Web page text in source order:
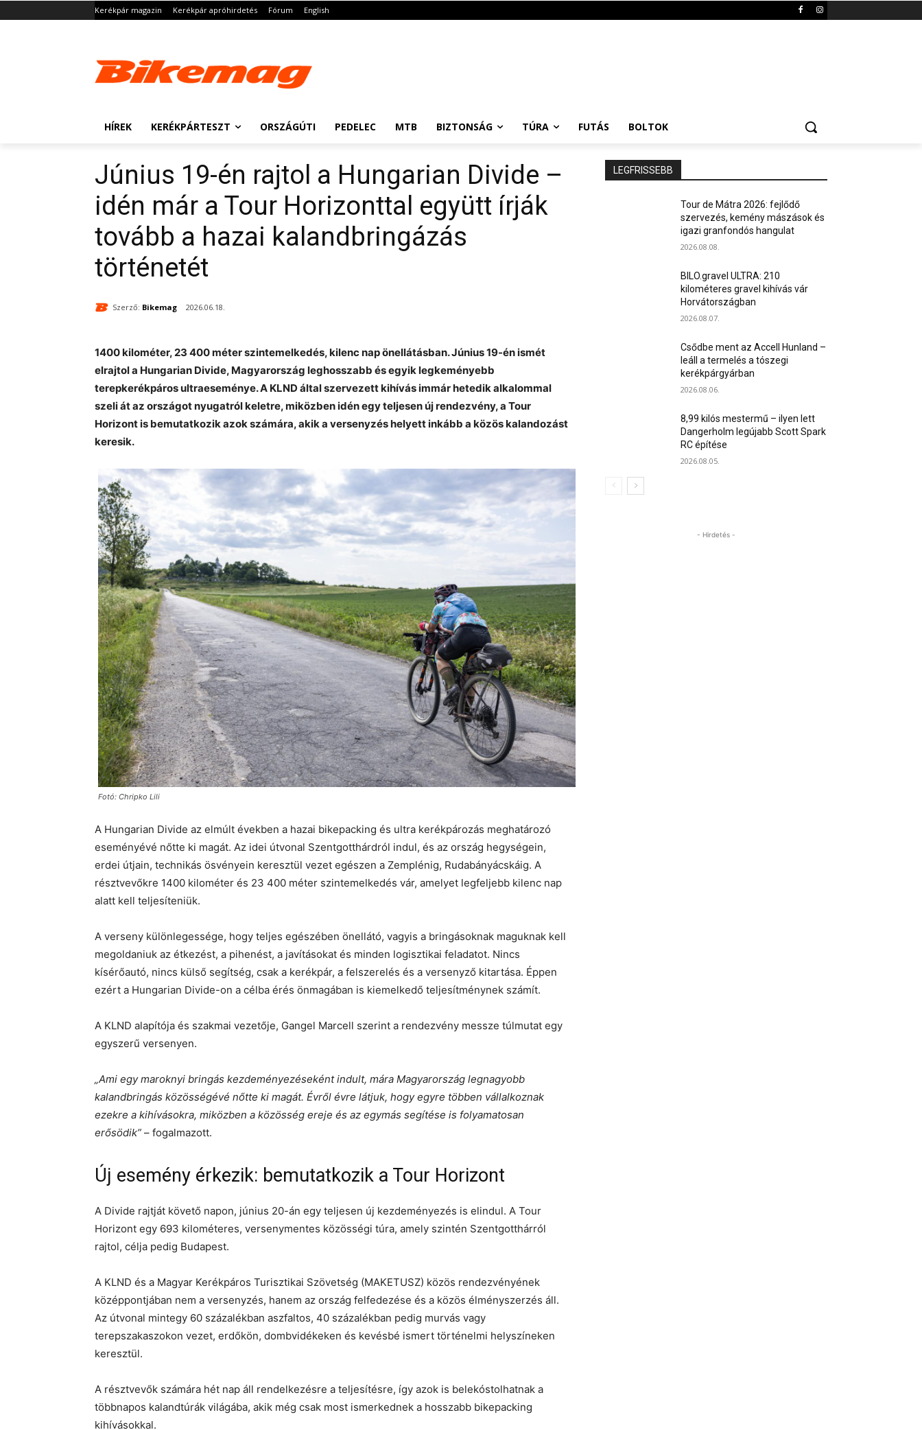
Kerékpár magazin Kerékpár apróhirdetés Fórum English
HÍREK KERÉKPÁRTESZT ORSZÁGÚTI PEDELEC MTB BIZTONSÁG TÚRA FUTÁS BOLTOK
Június 19-én rajtol a Hungarian Divide –
idén már a Tour Horizonttal együtt írják
tovább a hazai kalandbringázás
történetét
Szerző: Bikemag 2026.06.18.
1400 kilométer, 23 400 méter szintemelkedés, kilenc nap önellátásban. Június 19-én ismét
elrajtol a Hungarian Divide, Magyarország leghosszabb és egyik legkeményebb
terepkerékpáros ultraeseménye. A KLND által szervezett kihívás immár hetedik alkalommal
szeli át az országot nyugatról keletre, miközben idén egy teljesen új rendezvény, a Tour
Horizont is bemutatkozik azok számára, akik a versenyzés helyett inkább a közös kalandozást
keresik.
Fotó: Chripko Lili
A Hungarian Divide az elmúlt években a hazai bikepacking és ultra kerékpározás meghatározó
eseményévé nőtte ki magát. Az idei útvonal Szentgotthárdról indul, és az ország hegységein,
erdei útjain, technikás ösvényein keresztül vezet egészen a Zemplénig, Rudabányácskáig. A
résztvevőkre 1400 kilométer és 23 400 méter szintemelkedés vár, amelyet legfeljebb kilenc nap
alatt kell teljesíteniük.
A verseny különlegessége, hogy teljes egészében önellátó, vagyis a bringásoknak maguknak kell
megoldaniuk az étkezést, a pihenést, a javításokat és minden logisztikai feladatot. Nincs
kísérőautó, nincs külső segítség, csak a kerékpár, a felszerelés és a versenyző kitartása. Éppen
ezért a Hungarian Divide-on a célba érés önmagában is kiemelkedő teljesítménynek számít.
A KLND alapítója és szakmai vezetője, Gangel Marcell szerint a rendezvény messze túlmutat egy
egyszerű versenyen.
„Ami egy maroknyi bringás kezdeményezéseként indult, mára Magyarország legnagyobb
kalandbringás közösségévé nőtte ki magát. Évről évre látjuk, hogy egyre többen vállalkoznak
ezekre a kihívásokra, miközben a közösség ereje és az egymás segítése is folyamatosan
erősödik” – fogalmazott.
Új esemény érkezik: bemutatkozik a Tour Horizont
A Divide rajtját követő napon, június 20-án egy teljesen új kezdeményezés is elindul. A Tour
Horizont egy 693 kilométeres, versenymentes közösségi túra, amely szintén Szentgotthárról
rajtol, célja pedig Budapest.
A KLND és a Magyar Kerékpáros Turisztikai Szövetség (MAKETUSZ) közös rendezvényének
középpontjában nem a versenyzés, hanem az ország felfedezése és a közös élményszerzés áll.
Az útvonal mintegy 60 százalékban aszfaltos, 40 százalékban pedig murvás vagy
terepszakaszokon vezet, erdőkön, dombvidékeken és kevésbé ismert történelmi helyszíneken
keresztül.
A résztvevők számára hét nap áll rendelkezésre a teljesítésre, így azok is belekóstolhatnak a
többnapos kalandtúrák világába, akik még csak most ismerkednek a hosszabb bikepacking
kihívásokkal.
LEGFRISSEBB
Tour de Mátra 2026: fejlődő
szervezés, kemény mászások és
igazi granfondós hangulat
2026.08.08.
BILO.gravel ULTRA: 210
kilométeres gravel kihívás vár
Horvátországban
2026.08.07.
Csődbe ment az Accell Hunland –
leáll a termelés a tószegi
kerékpárgyárban
2026.08.06.
8,99 kilós mestermű – ilyen lett
Dangerholm legújabb Scott Spark
RC építése
2026.08.05.
- Hirdetés -